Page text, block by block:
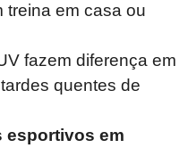
treina em casa ou
fazem diferença em
quentes de
esportivos em